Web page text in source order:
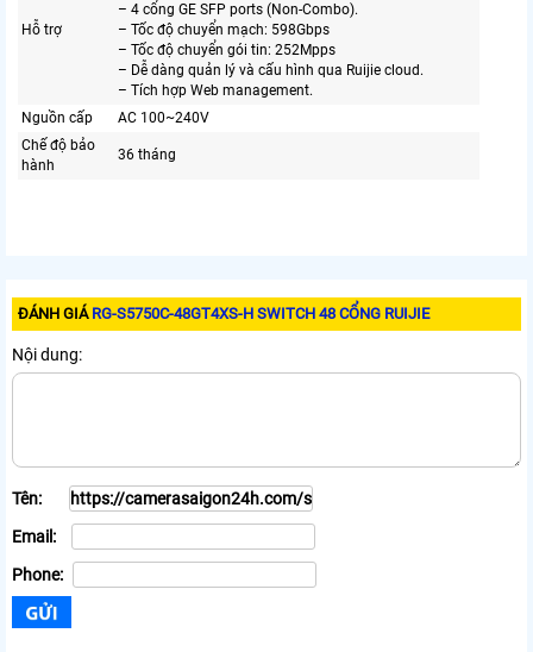
Hỗ trợ
– 4 cổng GE SFP ports (Non-Combo).
– Tốc độ chuyển mạch: 598Gbps
– Tốc độ chuyển gói tin: 252Mpps
– Dễ dàng quản lý và cấu hình qua Ruijie cloud.
– Tích hợp Web management.
Nguồn cấp
AC 100~240V
Chế độ bảo
hành
36 tháng
ĐÁNH GIÁ RG-S5750C-48GT4XS-H SWITCH 48 CỔNG RUIJIE
Nội dung:
Tên:
Email:
Phone: